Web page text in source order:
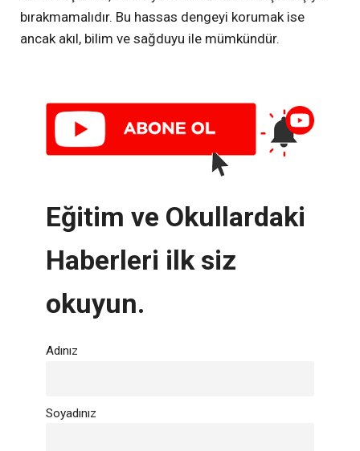
bırakmamalıdır. Bu hassas dengeyi korumak ise
ancak akıl, bilim ve sağduyu ile mümkündür.
Eğitim ve Okullardaki
Haberleri ilk siz
okuyun.
Adınız
Soyadınız